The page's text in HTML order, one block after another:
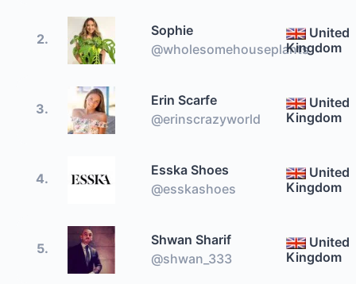
2.
Sophie
@wholesomehouseplants
United
Kingdom
3.
Erin Scarfe
@erinscrazyworld
United
Kingdom
4.
Esska Shoes
@esskashoes
United
Kingdom
5.
Shwan Sharif
@shwan_333
United
Kingdom